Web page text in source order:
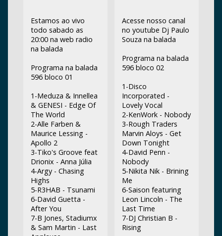
Estamos ao vivo
todo sabado as
20:00 na web radio
na balada
Programa na balada
596 bloco 01
1-Meduza & Innellea
& GENESI - Edge Of
The World
2-Alle Farben &
Maurice Lessing -
Apollo 2
3-Tiko's Groove feat
Drionix - Anna Júlia
4-Argy - Chasing
Highs
5-R3HAB - Tsunami
6-David Guetta -
After You
7-B Jones, Stadiumx
& Sam Martin - Last
Acesse nosso canal
no youtube Dj Paulo
Souza na balada
Programa na balada
596 bloco 02
1-Disco
Incorporated -
Lovely Vocal
2-KenWork - Nobody
3-Rough Traders
Marvin Aloys - Get
Down Tonight
4-David Penn -
Nobody
5-Nikita Nik - Brining
Me
6-Saison featuring
Leon Lincoln - The
Last Time
7-DJ Christian B -
Rising